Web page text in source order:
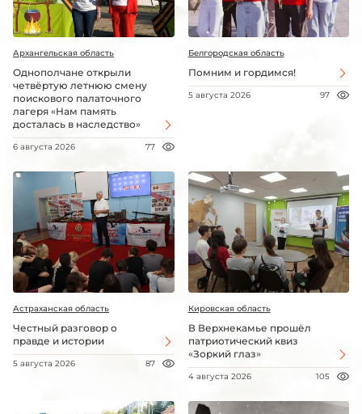
Архангельская область
Однополчане открыли
четвёртую летнюю смену
поискового палаточного
лагеря «Нам память
досталась в наследство»
6 августа 2026 77
Белгородская область
Помним и гордимся!
5 августа 2026 97
Астраханская область
Честный разговор о
правде и истории
5 августа 2026 87
Кировская область
В Верхнекамье прошёл
патриотический квиз
«Зоркий глаз»
4 августа 2026 105